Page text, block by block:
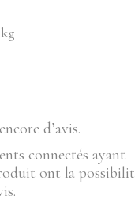
d’avis.
connectés ayant
ont la